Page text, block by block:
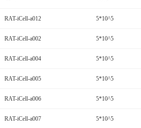
RAT-iCell-a012 5*10^5
RAT-iCell-a002 5*10^5
RAT-iCell-a004 5*10^5
RAT-iCell-a005 5*10^5
RAT-iCell-a006 5*10^5
RAT-iCell-a007 5*10^5